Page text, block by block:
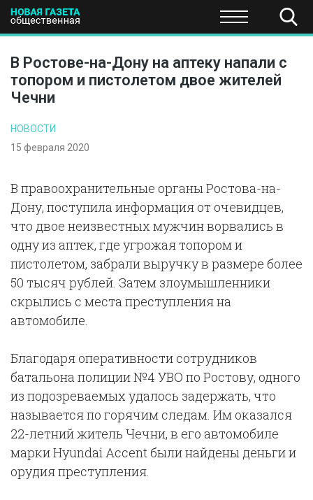
ПОЛИТИКА ЭКОНОМИКА НАУКА И
В Ростове-на-Дону на аптеку напали с
топором и пистолетом двое жителей
Чечни
НОВОСТИ
15 февраля 2020
В правоохранительные органы Ростова-на-
Дону, поступила информация от очевидцев,
что двое неизвестных мужчин ворвались в
одну из аптек, где угрожая топором и
пистолетом, забрали выручку в размере более
50 тысяч рублей. Затем злоумышленники
скрылись с места преступления на
автомобиле.
Благодаря оперативности сотрудников
батальона полиции №4 УВО по Ростову, одного
из подозреваемых удалось задержать, что
называется по горячим следам. Им оказался
22-летний житель Чечни, в его автомобиле
марки Hyundai Accent были найдены деньги и
орудия преступления.